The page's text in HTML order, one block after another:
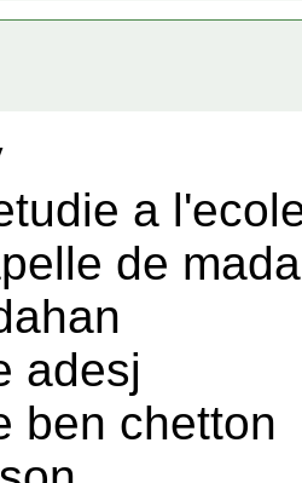
a
de
adesj
ben chetton